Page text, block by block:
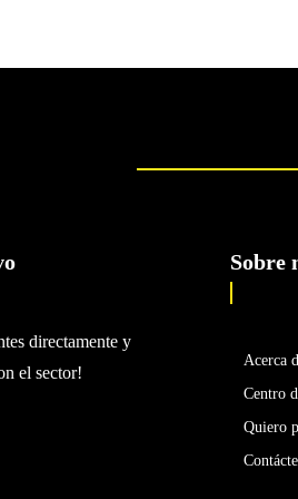
directamente y
el sector!
Sobre
Acerca
Centro
Quiero